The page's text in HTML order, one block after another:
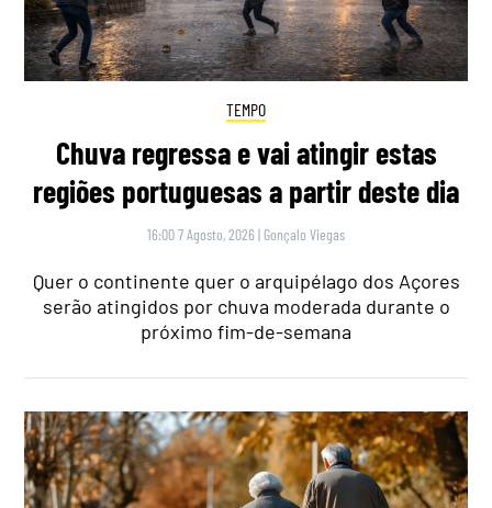
TEMPO
Chuva regressa e vai atingir estas
regiões portuguesas a partir deste dia
16:00 7 Agosto, 2026 | Gonçalo Viegas
Quer o continente quer o arquipélago dos Açores
serão atingidos por chuva moderada durante o
próximo fim-de-semana